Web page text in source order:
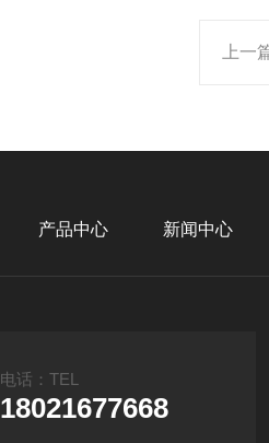
上一
产品中心 新闻中心
电话：TEL
18021677668